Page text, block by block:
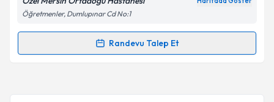
Takvim Talebini Gönder
Öğretmenler, Dumlupınar Cd No:1
Randevu Talep Et
Randevu Takvimi Talebi